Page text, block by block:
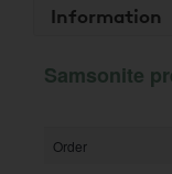
Information
Samsonite
Order